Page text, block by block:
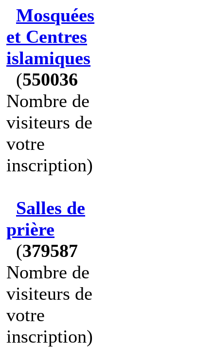
Mosquées
et Centres
islamiques
(550036
Nombre de
visiteurs de
votre
inscription)
Salles de
prière
(379587
Nombre de
visiteurs de
votre
inscription)